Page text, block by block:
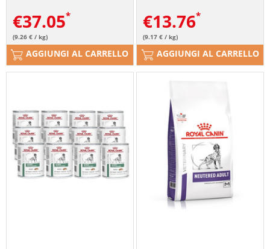
€37.05
(9.26 € / kg)
AGGIUNGI AL CARRELLO
€13.76
(9.17 € / kg)
AGGIUNGI AL CARRELLO